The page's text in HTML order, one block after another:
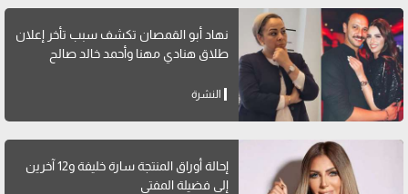
نهاد أبو القمصان تكشف سبب تأخر إعلان
طلاق هنادي مهنا وأحمد خالد صالح
النشرة
إحالة أوراق المنتجة سارة خليفة و12 آخرين
إلى فضيلة المفتي